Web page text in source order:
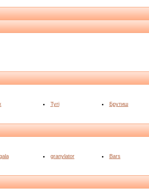
Tyri Брутиш
granylator Bars